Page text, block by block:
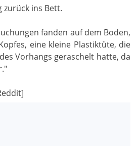
zurück ins Bett.
fanden auf dem Boden,
eine kleine Plastiktüte, die
Vorhangs geraschelt hatte, da